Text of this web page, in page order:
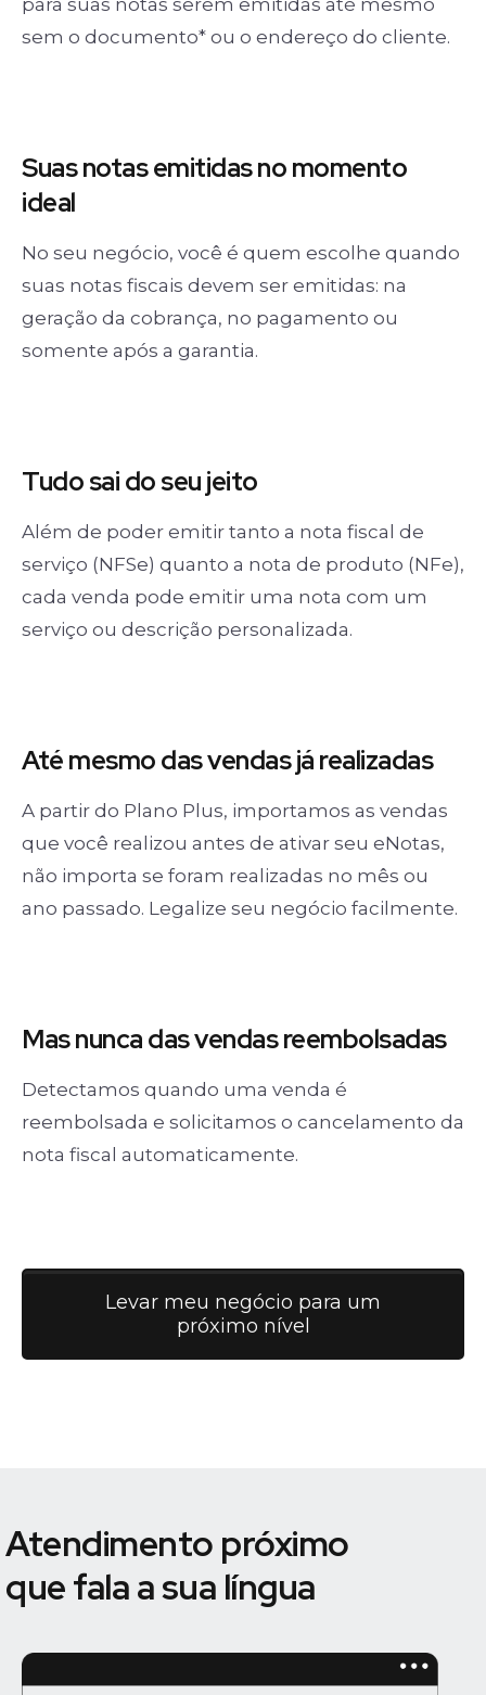
para suas notas serem emitidas até mesmo
sem o documento* ou o endereço do cliente.
Suas notasemitidas no momento
ideal
No seu negócio, você é quem escolhe quando
suas notas fiscais devem ser emitidas: na
geração da cobrança, no pagamento ou
somente após a garantia.
Tudo saido seu jeito
Além de poder emitir tanto a nota fiscal de
serviço (NFSe) quanto a nota de produto (NFe),
cada venda pode emitir uma nota com um
serviço ou descrição personalizada.
Até mesmo dasvendas já realizadas
A partir do Plano Plus, importamos as vendas
que você realizou antes de ativar seu eNotas,
não importa se foram realizadas no mês ou
ano passado. Legalize seu negócio facilmente.
Mas nuncadas vendasreembolsadas
Detectamos quando uma venda é
reembolsada e solicitamos o cancelamento da
nota fiscal automaticamente.
Levar meu negócio para um
próximo nível
Atendimento próximo
que fala a sua língua